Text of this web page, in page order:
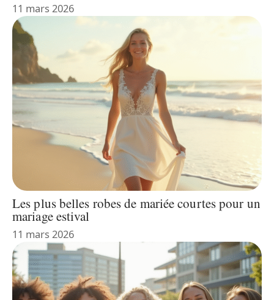
11 mars 2026
Les plus belles robes de mariée courtes pour un
mariage estival
11 mars 2026